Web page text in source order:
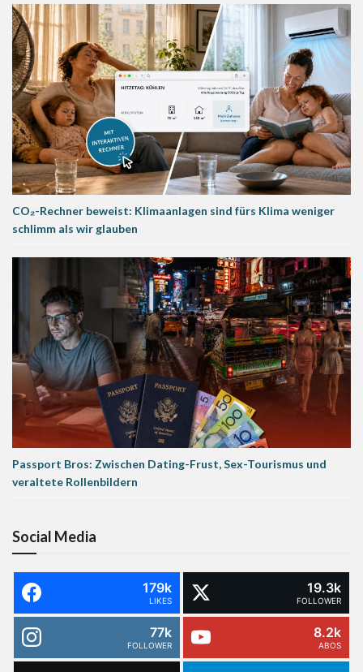
CO₂-Rechner beweist: Klimaanlagen sind fürs Klima weniger
schlimm als wir glauben
Passport Bros: Zwischen Dating-Frust, Sex-Tourismus und
veraltete Rollenbildern
Social Media
179k
LIKES
19.3k
FOLLOWER
77k
FOLLOWER
8.2k
ABOS